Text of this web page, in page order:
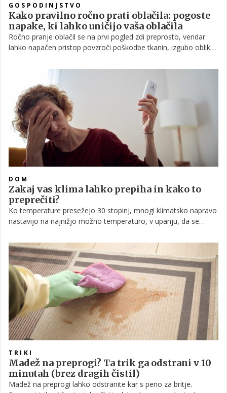
GOSPODINJSTVO
Kako pravilno ročno prati oblačila: pogoste
napake, ki lahko uničijo vaša oblačila
Ročno pranje oblačil se na prvi pogled zdi preprosto, vendar
lahko napačen pristop povzroči poškodbe tkanin, izgubo oblike
DOM
Zakaj vas klima lahko prepiha in kako to
preprečiti?
Ko temperature presežejo 30 stopinj, mnogi klimatsko napravo
nastavijo na najnižjo možno temperaturo, v upanju, da se
najpogostejših napak, zaradi katere se namesto olajšanja
pojavi občutek prepiha, glavobol ali celo prehlad.
TRIKI
Madež na preprogi? Ta trik ga odstrani v 10
minutah (brez dragih čistil)
Madež na preprogi lahko odstranite kar s peno za britje.